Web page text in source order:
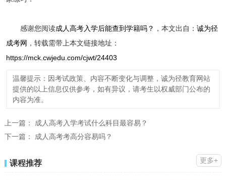
感谢您阅读成人高考入学后能查到学籍吗？ ，本文出自： 诚为径
成考网 ，转载需带上本文链接地址：
https://mck.cwjedu.com/cjwt/24403
温馨提示：因考试政策、内容不断变化与调整，诚为径教育网站
提供的以上信息仅供参考，如有异议，请考生以权威部门公布的
内容为准。
上一篇： 成人高考入学考试什么科目最容易？
下一篇： 成人高考考高分容易吗？
课程推荐 更多+